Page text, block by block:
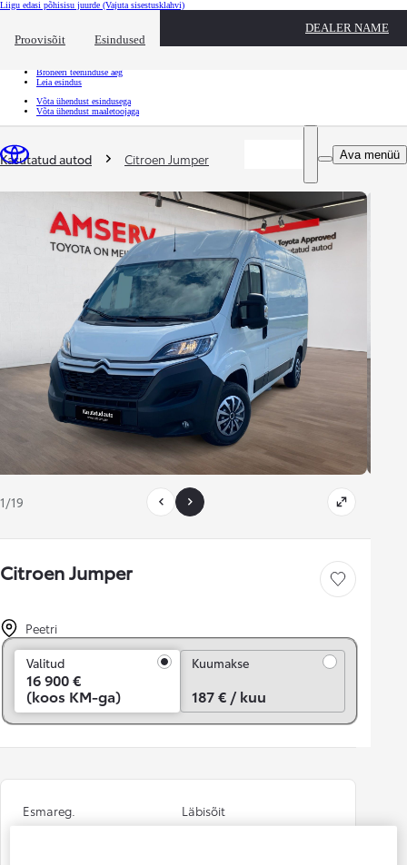
Liigu edasi põhisisu juurde (Vajuta sisestusklahvi)
Proovisõit Esindused
DEALER NAME
Kiirtee Klõpsa kiirtee ülekatte sulgemiseks
Broneeri teeninduse aeg
Leia esindus
Võta ühendust esindusega
Võta ühendust maaletoojaga
Ava menüü
Sina oled siin
Kasutatud autod Citroen Jumper
1/19
Citroen Jumper Salvesta
Peetri
Valitud
16 900 €
(koos KM-ga)
Kuumakse
187 € / kuu
Esmareg.
Läbisõit